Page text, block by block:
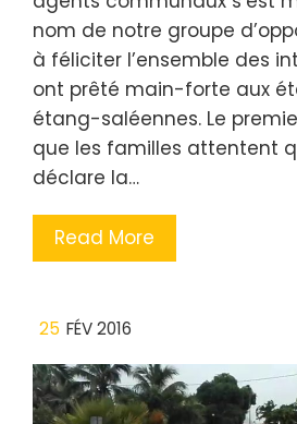
nom de notre groupe
à féliciter l’ensemble des
ont prêté main-forte aux
étang-saléennes. Le
que les familles attentent
déclare la…
Read More
25 FÉV 2016